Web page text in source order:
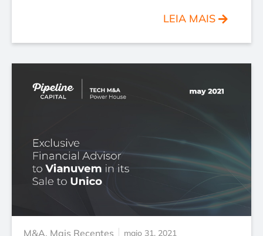
LEIA MAIS
M&A, Mais Recentes maio 31, 2021